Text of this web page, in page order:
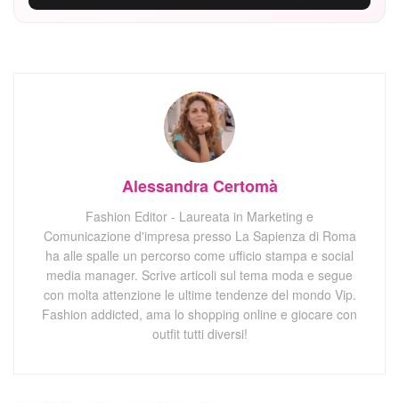
Alessandra Certomà
Fashion Editor - Laureata in Marketing e
Comunicazione d'impresa presso La Sapienza di Roma
ha alle spalle un percorso come ufficio stampa e social
media manager. Scrive articoli sul tema moda e segue
con molta attenzione le ultime tendenze del mondo Vip.
Fashion addicted, ama lo shopping online e giocare con
outfit tutti diversi!